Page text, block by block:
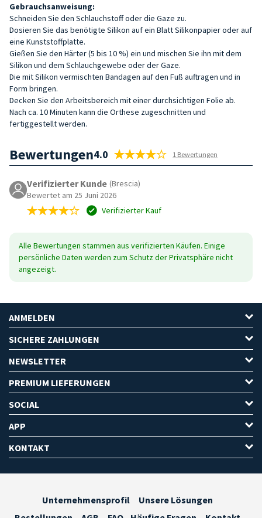
Gebrauchsanweisung:
Schneiden Sie den Schlauchstoff oder die Gaze zu.
Dosieren Sie das benötigte Silikon auf ein Blatt Silikonpapier oder auf
eine Kunststoffplatte.
Gießen Sie den Härter (5 bis 10 %) ein und mischen Sie ihn mit dem
Silikon und dem Schlauchgewebe oder der Gaze.
Die mit Silikon vermischten Bandagen auf den Fuß auftragen und in
Form bringen.
Decken Sie den Arbeitsbereich mit einer durchsichtigen Folie ab.
Nach ca. 10 Minuten kann die Orthese zugeschnitten und
fertiggestellt werden.
Bewertungen4.0 1 Bewertungen
Verifizierter Kunde (Brescia)
Bewertet am 25 Juni 2026
Verifizierter Kauf
Alle Bewertungen stammen aus verifizierten Käufen. Einige
persönliche Daten werden zum Schutz der Privatsphäre nicht
angezeigt.
ANMELDEN
SICHERE ZAHLUNGEN
NEWSLETTER
PREMIUM LIEFERUNGEN
SOCIAL
APP
KONTAKT
Unternehmensprofil
Unsere Lösungen